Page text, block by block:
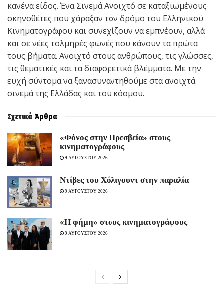
κανένα είδος. Ένα Σινεμά Ανοιχτό σε καταξιωμένους
σκηνοθέτες που χάραξαν τον δρόμο του Ελληνικού
Κινηματογράφου και συνεχίζουν να εμπνέουν, αλλά
και σε νέες τολμηρές φωνές που κάνουν τα πρώτα
τους βήματα. Ανοιχτό στους ανθρώπους, τις γλώσσες,
τις θεματικές και τα διαφορετικά βλέμματα. Με την
ευχή σύντομα να ξανασυναντηθούμε στα ανοιχτά
σινεμά της Ελλάδας και του κόσμου.
Σχετικά Άρθρα
«Φόνος στην Πρεσβεία» στους
κινηματογράφους
9 ΑΥΓΟΥΣΤΟΥ 2026
Ντίβες του Χόλιγουντ στην παραλία
9 ΑΥΓΟΥΣΤΟΥ 2026
«H φήμη» στους κινηματογράφους
9 ΑΥΓΟΥΣΤΟΥ 2026